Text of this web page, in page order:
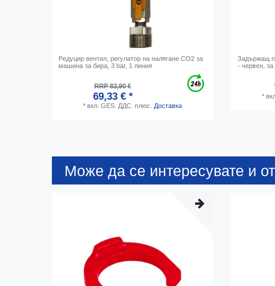
Редуцир вентил, регулатор на налягане CO2 за
машина за бира, 3 bar, 1 линия
RRP 83,90 €
69,33 € *
* вкл. GES. ДДС. плюс. Доставка
Задържащ
- червен,
*
Може да се интересувате и